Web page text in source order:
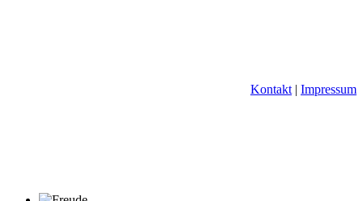
Kontakt | Impressum